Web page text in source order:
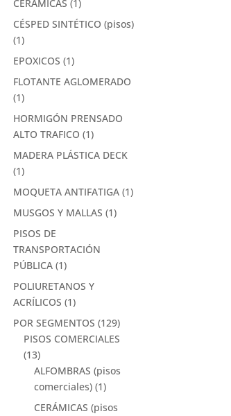
CERÁMICAS (1)
CÉSPED SINTÉTICO (pisos)
(1)
EPOXICOS (1)
FLOTANTE AGLOMERADO
(1)
HORMIGÓN PRENSADO
ALTO TRAFICO (1)
MADERA PLÁSTICA DECK
(1)
MOQUETA ANTIFATIGA (1)
MUSGOS Y MALLAS (1)
PISOS DE
TRANSPORTACIÓN
PÚBLICA (1)
POLIURETANOS Y
ACRÍLICOS (1)
POR SEGMENTOS (129)
PISOS COMERCIALES
(13)
ALFOMBRAS (pisos
comerciales) (1)
CERÁMICAS (pisos